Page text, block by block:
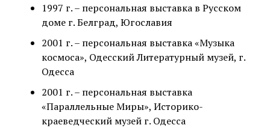
1997 г. – персональная выставка в Русском
доме г. Белград, Югославия
2001 г. – персональная выставка «Музыка
космоса», Одесский Литературный музей, г.
Одесса
2001 г. – персональная выставка
«Параллельные Миры», Историко-
краеведческий музей г. Одесса